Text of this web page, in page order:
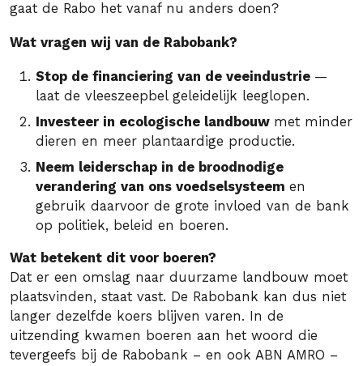
gaat de Rabo het vanaf nu anders doen?
Wat vragen wij van de Rabobank?
Stop de financiering van de veeindustrie —
laat de vleeszeepbel geleidelijk leeglopen.
Investeer in ecologische landbouw met minder
dieren en meer plantaardige productie.
Neem leiderschap in de broodnodige
verandering van ons voedselsysteem en
gebruik daarvoor de grote invloed van de bank
op politiek, beleid en boeren.
Wat betekent dit voor boeren?
Dat er een omslag naar duurzame landbouw moet
plaatsvinden, staat vast. De Rabobank kan dus niet
langer dezelfde koers blijven varen. In de
uitzending kwamen boeren aan het woord die
tevergeefs bij de Rabobank – en ook ABN AMRO –